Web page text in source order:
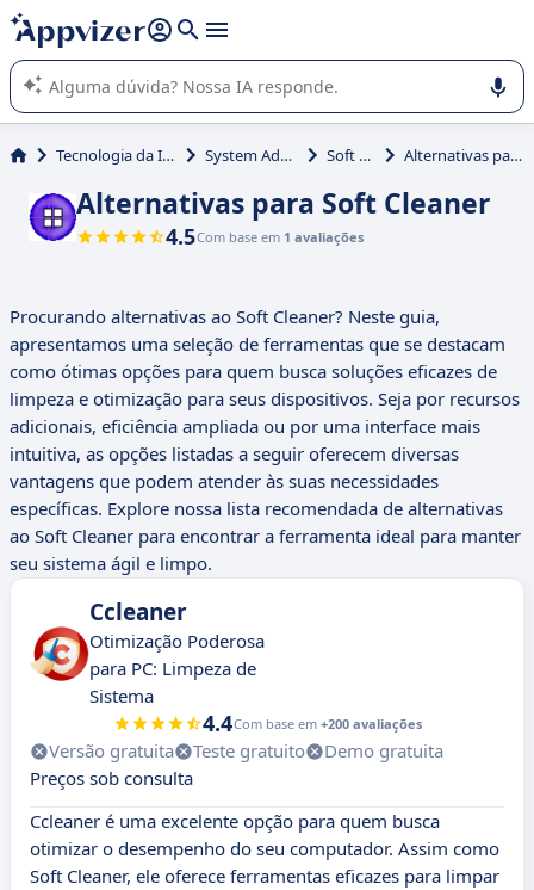
de nossa IA (várias linhas com
A IA do Appvizer o orienta no uso ou na seleção de software
SaaS para sua empresa.
Tecnologia da Informação (TI) System Administration Soft Cleaner Alternativas para Soft Cleaner
Alternativas para Soft Cleaner
4.5Com base em 1 avaliações
Procurando alternativas ao Soft Cleaner? Neste guia,
apresentamos uma seleção de ferramentas que se destacam
como ótimas opções para quem busca soluções eficazes de
limpeza e otimização para seus dispositivos. Seja por recursos
adicionais, eficiência ampliada ou por uma interface mais
intuitiva, as opções listadas a seguir oferecem diversas
vantagens que podem atender às suas necessidades
específicas. Explore nossa lista recomendada de alternativas
ao Soft Cleaner para encontrar a ferramenta ideal para manter
seu sistema ágil e limpo.
Ccleaner
Otimização Poderosa
para PC: Limpeza de
Sistema
4.4Com base em +200 avaliações
Versão gratuita Teste gratuito
Demo gratuita
Preços sob consulta
Ccleaner é uma excelente opção para quem busca
otimizar o desempenho do seu computador. Assim como
Soft Cleaner, ele oferece ferramentas eficazes para limpar